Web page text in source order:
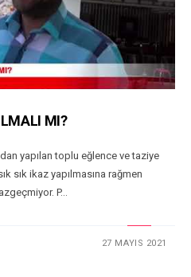
MI?
yapılan toplu eğlence ve taziye
sık ikaz yapılmasına rağmen
P...
27 MAYIS 2021